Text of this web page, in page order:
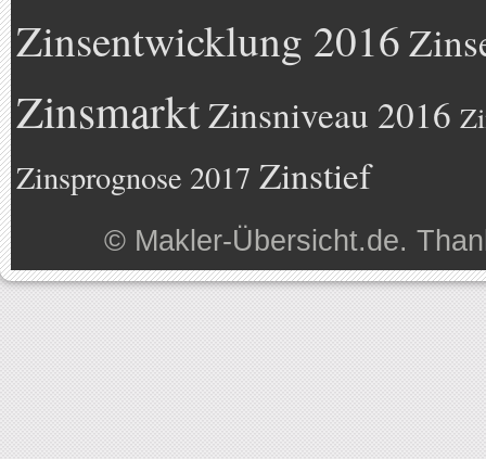
Zinsentwicklung 2016
Zinsmarkt Zinsniveau 2016
Zinsprognose 2017 Zinstief
© Makler-Übersicht.de.